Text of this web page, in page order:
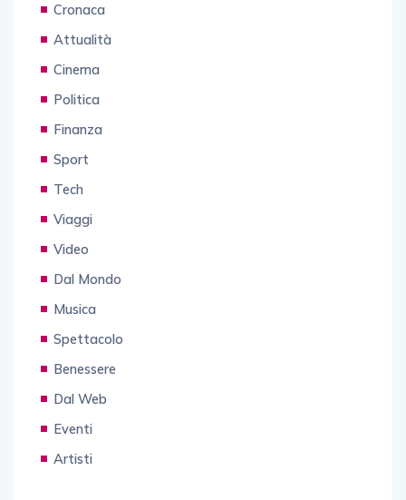
Cronaca
Attualità
Cinema
Politica
Finanza
Sport
Tech
Viaggi
Video
Dal Mondo
Musica
Spettacolo
Benessere
Dal Web
Eventi
Artisti